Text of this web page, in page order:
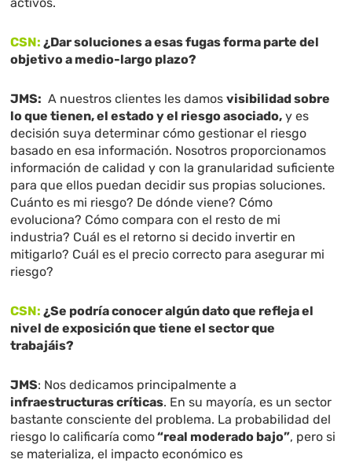
CSN: ¿Dar soluciones a esas fugas forma parte del
objetivo a medio-largo plazo?
JMS: A nuestros clientes les damosvisibilidad sobre
lo que tienen, el estado y el riesgo asociado, y es
decisión suya determinar cómo gestionar el riesgo
basado en esa información. Nosotros proporcionamos
información de calidad y con la granularidad suficiente
para que ellos puedan decidir sus propias soluciones.
Cuánto es mi riesgo? De dónde viene? Cómo
evoluciona? Cómo compara con el resto de mi
industria? Cuál es el retorno si decido invertir en
mitigarlo? Cuál es el precio correcto para asegurar mi
riesgo?
CSN: ¿Se podría conocer algún dato que refleja el
nivel de exposición que tiene el sector que
trabajáis?
JMS: Nos dedicamos principalmente a
infraestructuras críticas. En su mayoría, es un sector
bastante consciente del problema. La probabilidad del
riesgo lo calificaría como“real moderado bajo”, pero si
se materializa, el impacto económico es